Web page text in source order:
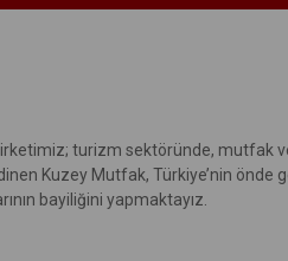
turizm sektöründe, mutfak
Kuzey Mutfak, Türkiye’nin
bayiliğini yapmaktayız.